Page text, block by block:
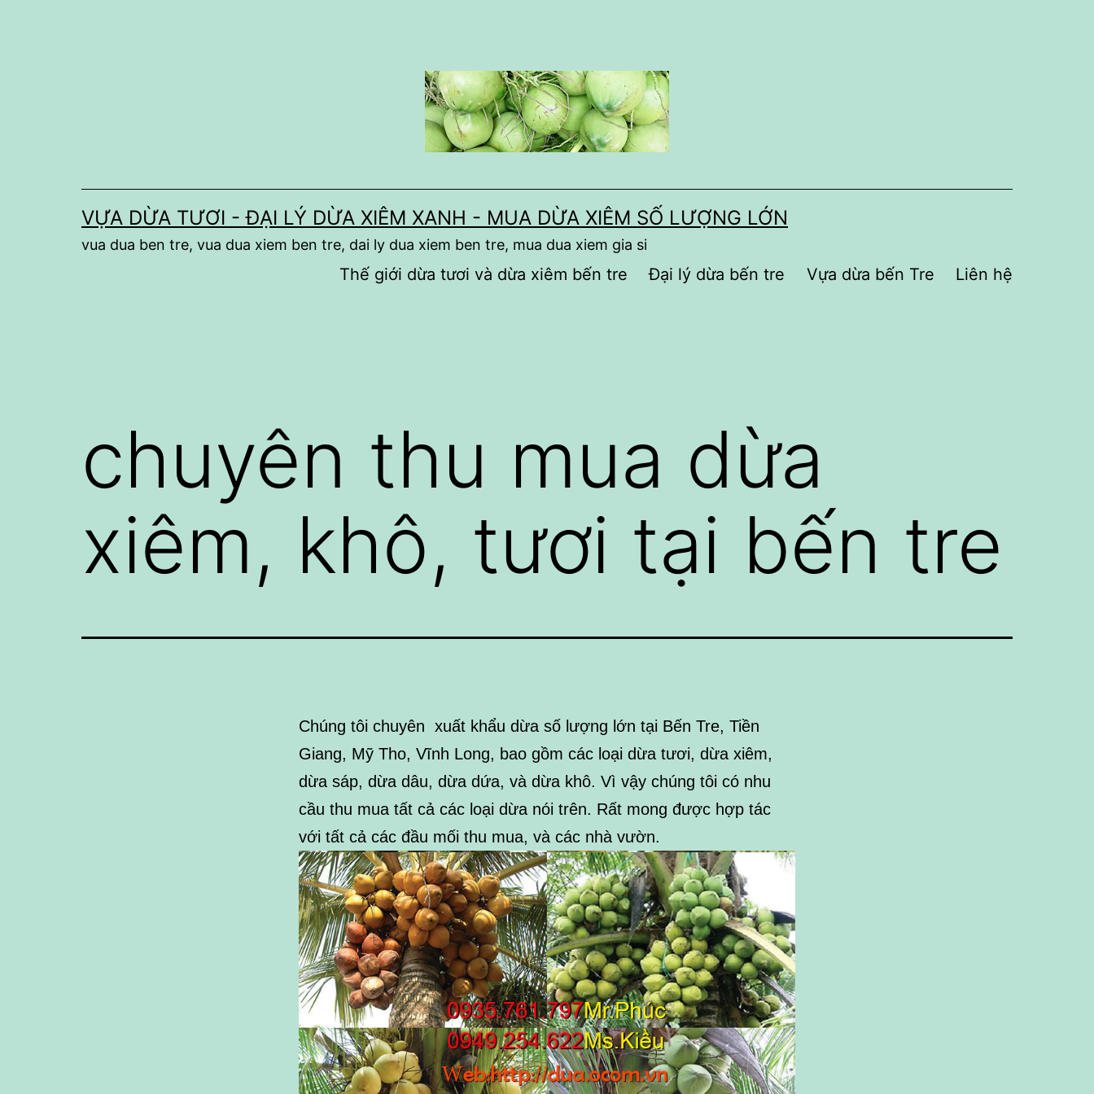
VỰA DỪA TƯƠI - ĐẠI LÝ DỪA XIÊM XANH - MUA DỪA XIÊM SỐ LƯỢNG LỚN
vua dua ben tre, vua dua xiem ben tre, dai ly dua xiem ben tre, mua dua xiem gia si
Thế giới dừa tươi và dừa xiêm bến tre Đại lý dừa bến tre Vựa dừa bến Tre Liên hệ
chuyên thu mua dừa
xiêm, khô, tươi tại bến tre
Chúng tôi chuyên xuất khẩu dừa số lượng lớn tại Bến Tre, Tiền
Giang, Mỹ Tho, Vĩnh Long, bao gồm các loại dừa tươi, dừa xiêm,
dừa sáp, dừa dâu, dừa dứa, và dừa khô. Vì vậy chúng tôi có nhu
cầu thu mua tất cả các loại dừa nói trên. Rất mong được hợp tác
với tất cả các đầu mối thu mua, và các nhà vườn.